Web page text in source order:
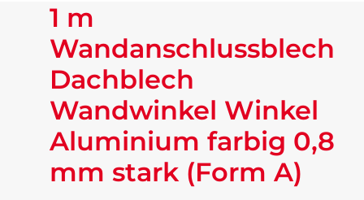
1 m
Wandanschlussblech
Dachblech
Wandwinkel Winkel
Aluminium farbig 0,8
mm stark (Form A)